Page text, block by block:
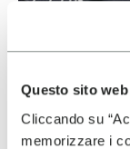
Questo sito
Cliccando su
memorizzare i